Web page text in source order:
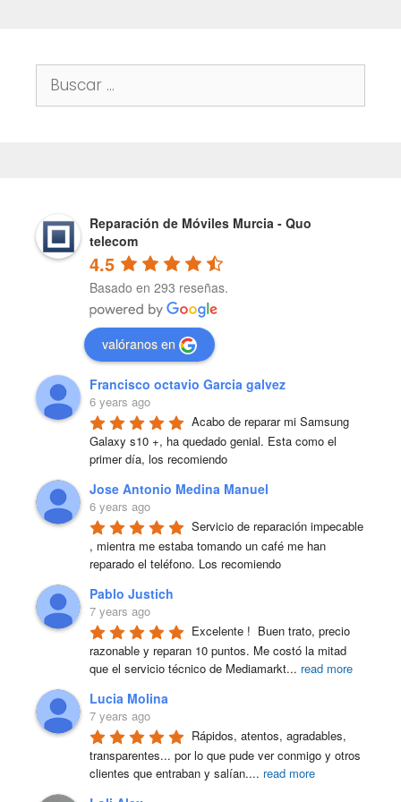
Buscar:
Reparación de Móviles Murcia - Quo
telecom
4.5
Basado en 293 reseñas.
valóranos en
Francisco octavio Garcia galvez
6 years ago
Acabo de reparar mi Samsung
Galaxy s10 +, ha quedado genial. Esta como el
primer día, los recomiendo
Jose Antonio Medina Manuel
6 years ago
Servicio de reparación impecable
, mientra me estaba tomando un café me han
reparado el teléfono. Los recomiendo
Pablo Justich
7 years ago
Excelente !  Buen trato, precio
razonable y reparan 10 puntos. Me costó la mitad
que el servicio técnico de Mediamarkt... read more
Lucia Molina
7 years ago
Rápidos, atentos, agradables,
transparentes... por lo que pude ver conmigo y otros
clientes que entraban y salían.... read more